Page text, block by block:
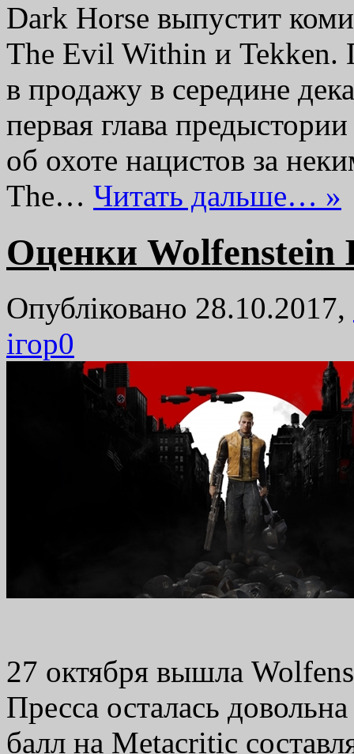
Dark Horse выпустит
The Evil Within и Tekken.
в продажу в середине
первая глава
об охоте нацистов за
The… Читать дальше… »
Оценки Wolfenstein
Опубліковано 28.10.2017,
ігор0
27 октября вышла
Пресса осталась
балл на Metacritic